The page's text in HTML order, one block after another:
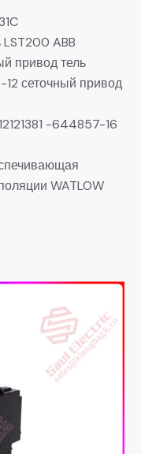
LST200 ABB
привод тель
сеточный привод
-644857-16
WATLOW